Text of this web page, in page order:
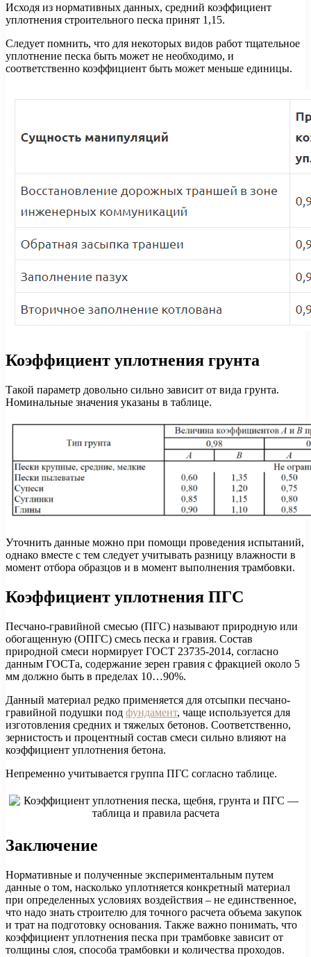
Исходя из нормативных данных, средний коэффициент
уплотнения строительного песка принят 1,15.
Следует помнить, что для некоторых видов работ тщательное
уплотнение песка быть может не необходимо, и
соответственно коэффициент быть может меньше единицы.
Коэффициент уплотнения грунта
Такой параметр довольно сильно зависит от вида грунта.
Номинальные значения указаны в таблице.
Уточнить данные можно при помощи проведения испытаний,
однако вместе с тем следует учитывать разницу влажности в
момент отбора образцов и в момент выполнения трамбовки.
Коэффициент уплотнения ПГС
Песчано-гравийной смесью (ПГС) называют природную или
обогащенную (ОПГС) смесь песка и гравия. Состав
природной смеси нормирует ГОСТ 23735-2014, согласно
данным ГОСТа, содержание зерен гравия с фракцией около 5
мм должно быть в пределах 10…90%.
Данный материал редко применяется для отсыпки песчано-
гравийной подушки под фундамент, чаще используется для
изготовления средних и тяжелых бетонов. Соответственно,
зернистость и процентный состав смеси сильно влияют на
коэффициент уплотнения бетона.
Непременно учитывается группа ПГС согласно таблице.
Заключение
Нормативные и полученные экспериментальным путем
данные о том, насколько уплотняется конкретный материал
при определенных условиях воздействия – не единственное,
что надо знать строителю для точного расчета объема закупок
и трат на подготовку основания. Также важно понимать, что
коэффициент уплотнения песка при трамбовке зависит от
толщины слоя, способа трамбовки и количества проходов.